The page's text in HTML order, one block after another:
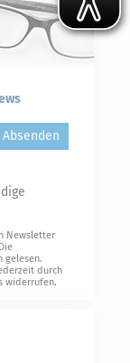
Absenden
Newsletter
gelesen.
durch
widerrufen.